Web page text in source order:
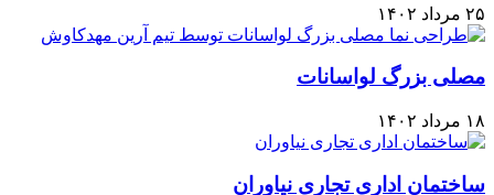
۲۵ مرداد ۱۴۰۲
مصلی بزرگ لواسانات
۱۸ مرداد ۱۴۰۲
ساختمان اداری تجاری نیاوران